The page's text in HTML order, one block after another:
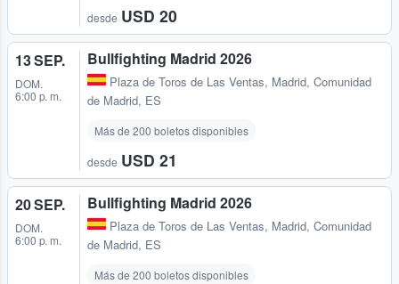
desde USD 20
13 SEP.
DOM.
6:00 p. m.
Bullfighting Madrid 2026
Plaza de Toros de Las Ventas, Madrid, Comunidad
de Madrid, ES
Más de 200 boletos disponibles
desde USD 21
20 SEP.
DOM.
6:00 p. m.
Bullfighting Madrid 2026
Plaza de Toros de Las Ventas, Madrid, Comunidad
de Madrid, ES
Más de 200 boletos disponibles